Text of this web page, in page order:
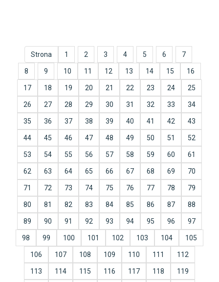
Strona 1 2 3 4 5 6 7
8 9 10 11 12 13 14 15 16
17 18 19 20 21 22 23 24 25
26 27 28 29 30 31 32 33 34
35 36 37 38 39 40 41 42 43
44 45 46 47 48 49 50 51 52
53 54 55 56 57 58 59 60 61
62 63 64 65 66 67 68 69 70
71 72 73 74 75 76 77 78 79
80 81 82 83 84 85 86 87 88
89 90 91 92 93 94 95 96 97
98 99 100 101 102 103 104 105
106 107 108 109 110 111 112
113 114 115 116 117 118 119